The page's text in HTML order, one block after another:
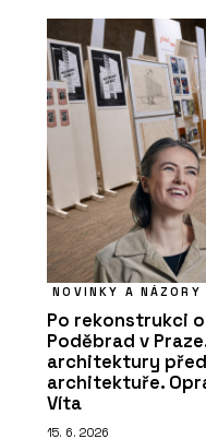
NOVINKY A NÁZORY
Po rekonstrukci
Poděbrad v
architektury
architektuře.
Víta
15. 6. 2026